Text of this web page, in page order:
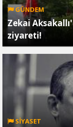
GÜNDEM
Zekai
ziyareti!
SİYASET